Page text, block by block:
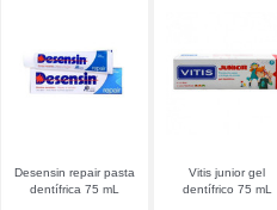
Desensin repair pasta
dentífrica 75 mL
Vitis junior gel
dentífrico 75 mL